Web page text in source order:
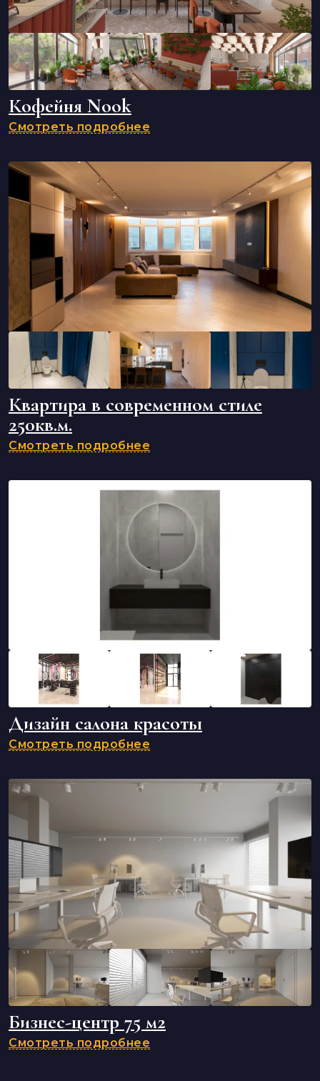
Кофейня Nook
Смотреть подробнее
Квартира в современном стиле
250кв.м.
Смотреть подробнее
Дизайн салона красоты
Смотреть подробнее
Бизнес-центр 75 м2
Смотреть подробнее